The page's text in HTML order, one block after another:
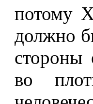
потому
должно
стороны
во